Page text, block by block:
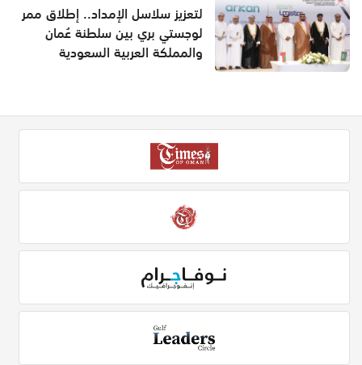
لتعزيز سلاسل الإمداد.. إطلاق ممر
لوجستي بري بين سلطنة عُمان
والمملكة العربية السعودية